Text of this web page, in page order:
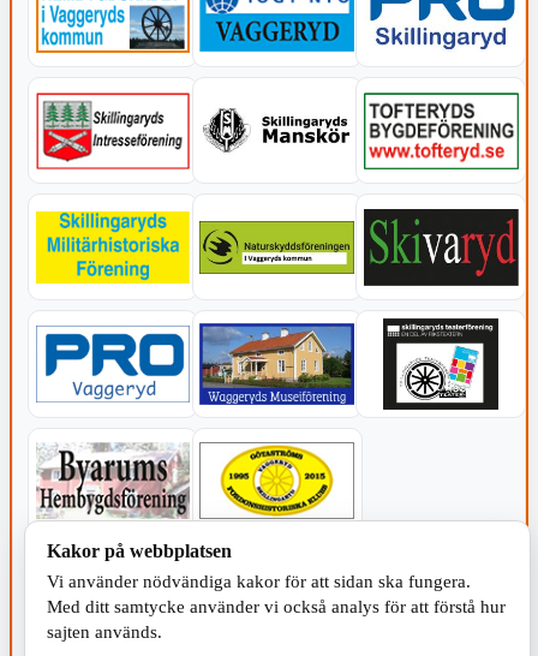
KOMMUNEN
Kakor på webbplatsen
Vi använder nödvändiga kakor för att sidan ska fungera.
Med ditt samtycke använder vi också analys för att förstå hur
sajten används.